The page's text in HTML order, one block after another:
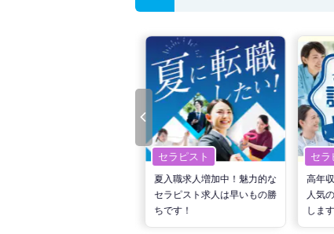
セラピスト
夏入職求人増加中！魅力的な
セラピスト求人は早いもの勝
ちです！
セラ
高年
人気
します